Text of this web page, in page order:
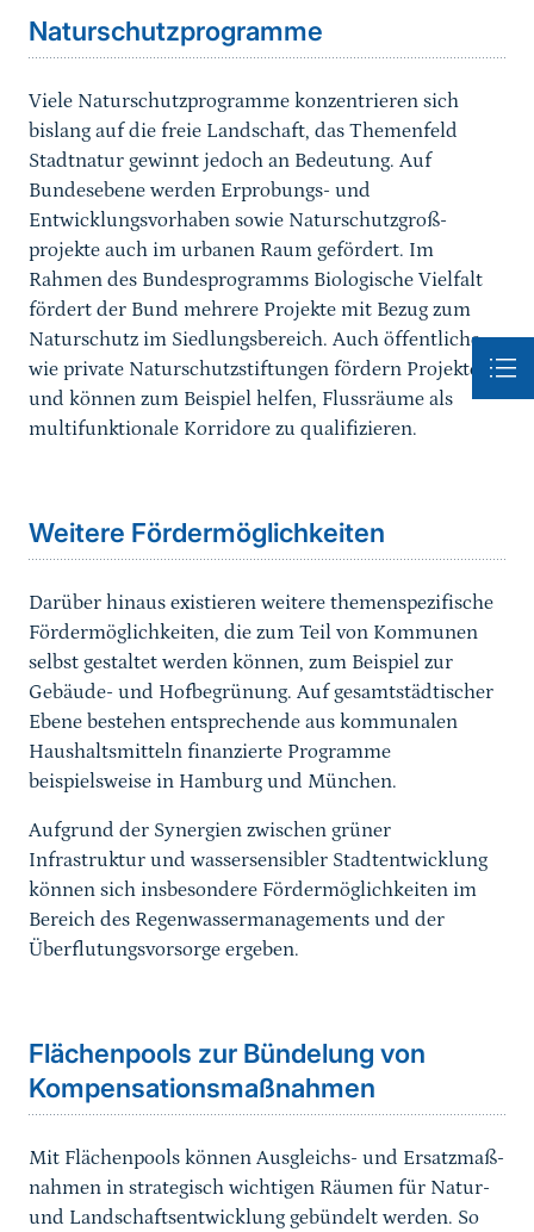
Naturschutzprogramme
Viele Naturschutzprogramme konzentrieren sich
bislang auf die freie Landschaft, das Themenfeld
Stadtnatur gewinnt jedoch an Bedeutung. Auf
Bundesebene werden Erpro­bungs- und
Entwicklungsvorhaben sowie Naturschutzgroß­
projekte auch im urbanen Raum gefördert. Im
Rahmen des Bundesprogramms Biologische Vielfalt
fördert der Bund mehrere Projekte mit Bezug zum
Naturschutz im Siedlungsbereich. Auch öffentliche
wie private Natur­schutzstiftungen fördern Projekte
und können zum Beispiel helfen, Flussräume als
multifunktionale Korridore zu qualifi­zieren.
Weitere Fördermöglichkeiten
Darüber hinaus existieren weitere themenspezifische
Fördermöglichkeiten, die zum Teil von Kommunen
selbst gestaltet werden können, zum Beispiel zur
Gebäude- und Hofbegrünung. Auf gesamtstädtischer
Ebene bestehen ent­sprechende aus kommunalen
Haushaltsmitteln finanzierte Programme
beispielsweise in Hamburg und München.
Aufgrund der Synergien zwischen grüner
Infrastruktur und wassersensibler Stadtentwicklung
können sich insbeson­dere Fördermöglichkeiten im
Bereich des Regenwasserma­nagements und der
Überflutungsvorsorge ergeben.
Flächenpools zur Bündelung von
Kompensationsmaßnahmen
Mit Flächenpools können Ausgleichs- und Ersatzmaß­
nahmen in strategisch wichtigen Räumen für Natur-
und Landschaftsentwicklung gebündelt werden. So